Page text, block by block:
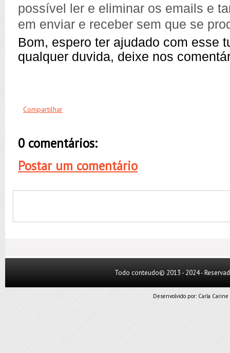
possível ler e eliminar os emails e
em enviar e receber sem que se
Bom, espero ter ajudado com esse
qualquer duvida, deixe nos
Compartilhar
0 comentários:
Postar um comentário
Todo conteudo© 2013 - 2024 -
Desenvolvido por: Carla Carine